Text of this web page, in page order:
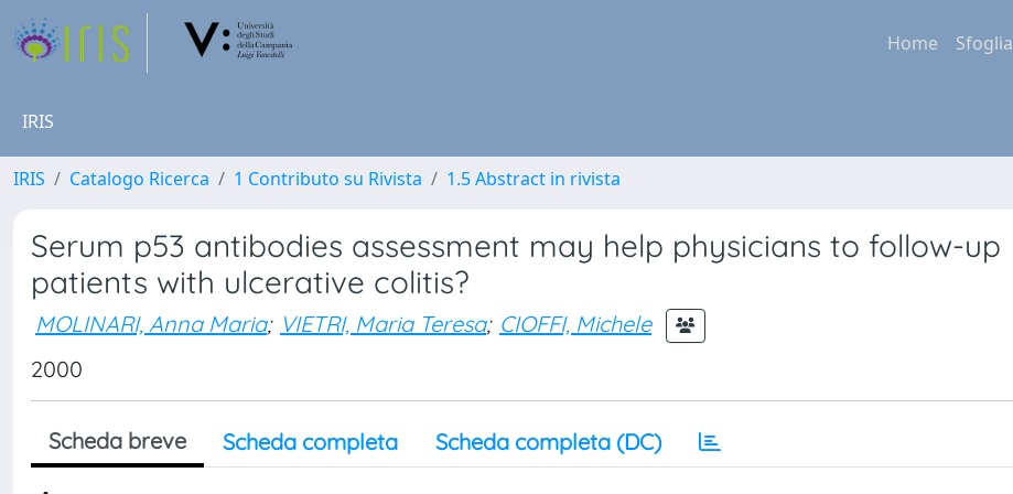
Home Sfoglia
IRIS
IRIS Catalogo Ricerca 1 Contributo su Rivista 1.5 Abstract in rivista
Serum p53 antibodies assessment may help physicians to follow-up
patients with ulcerative colitis?
MOLINARI, Anna Maria; VIETRI, Maria Teresa; CIOFFI, Michele
2000
Scheda breve Scheda completa Scheda completa (DC)